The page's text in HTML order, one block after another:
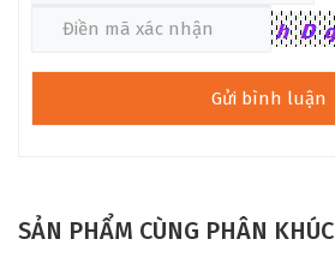
SẢN PHẨM CÙNG PHÂN KHÚC